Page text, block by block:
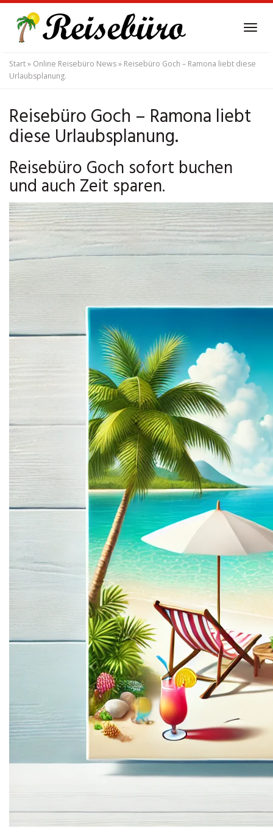
main
content
Start» Online Reisebüro News» Reisebüro Goch – Ramona liebt diese
Urlaubsplanung.
Reisebüro Goch – Ramona liebt
diese Urlaubsplanung.
Reisebüro Goch sofort buchen
und auch Zeit sparen.